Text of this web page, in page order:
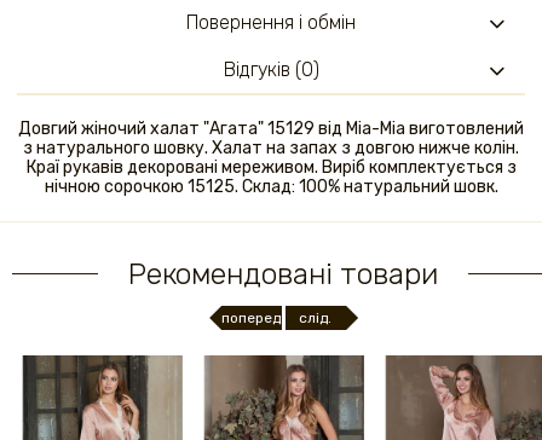
Довгий жіночий халат "Агата" 15129 від Mia-Mia виготовлений
з натурального шовку. Халат на запах з довгою нижче колін.
Краї рукавів декоровані мереживом. Виріб комплектується з
нічною сорочкою 15125. Склад: 100% натуральний шовк.
Повернення і обмін
Відгуків (0)
Рекомендовані товари
поперед. слід.